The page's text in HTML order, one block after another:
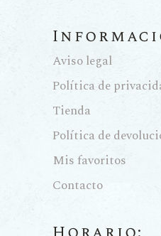
Aviso legal
Política de
Tienda
Política de
Mis favoritos
Contacto